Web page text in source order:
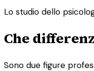
Lo studio dello
Che
Sono due figure